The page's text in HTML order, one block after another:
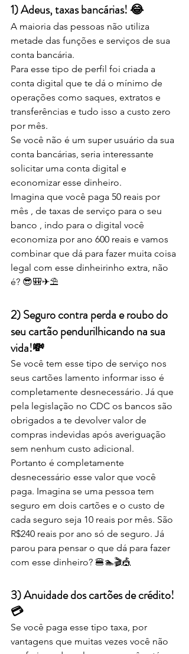
1) Adeus, taxas bancárias! 😂⠀
A maioria das pessoas não utiliza
metade das funções e serviços de sua
conta bancária. ⠀
Para esse tipo de perfil foi criada a
conta digital que te dá o mínimo de
operações como saques, extratos e
transferências e tudo isso a custo zero
por mês. ⠀
Se você não é um super usuário da sua
conta bancárias, seria interessante
solicitar uma conta digital e
economizar esse dinheiro. ⠀
Imagina que você paga 50 reais por
mês , de taxas de serviço para o seu
banco , indo para o digital você
economiza por ano 600 reais e vamos
combinar que dá para fazer muita coisa
legal com esse dinheirinho extra, não
é? 😎🎒✈⛱⠀
2) Seguro contra perda e roubo do
seu cartão pendurilhicando na sua
vida!💸
Se você tem esse tipo de serviço nos
seus cartões lamento informar isso é
completamente desnecessário. Já que
pela legislação no CDC os bancos são
obrigados a te devolver valor de
compras indevidas após averiguação
sem nenhum custo adicional.
Portanto é completamente
desnecessário esse valor que você
paga. Imagina se uma pessoa tem
seguro em dois cartões e o custo de
cada seguro seja 10 reais por mês. São
R$240 reais por ano só de seguro. Já
parou para pensar o que dá para fazer
com esse dinheiro? 🍔🏊🎬🎪
3) Anuidade dos cartões de crédito!
💳
Se você paga esse tipo taxa, por
vantagens que muitas vezes você não